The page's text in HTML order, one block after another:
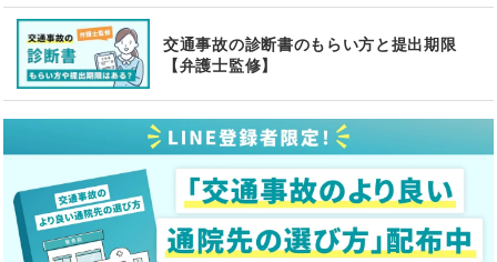
交通事故の診断書のもらい方と提出期限
【弁護士監修】